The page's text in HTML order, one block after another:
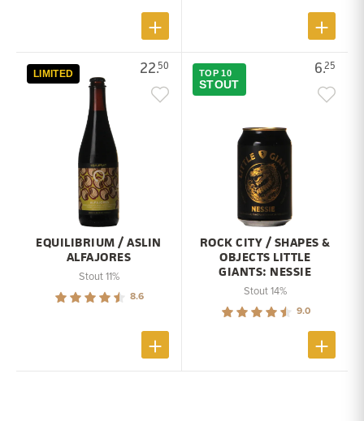
22.50
LIMITED
EQUILIBRIUM / ASLIN
ALFAJORES
Stout 11%
8.6
6.25
TOP 10
STOUT
ROCK CITY / SHAPES &
OBJECTS LITTLE
GIANTS: NESSIE
Stout 14%
9.0